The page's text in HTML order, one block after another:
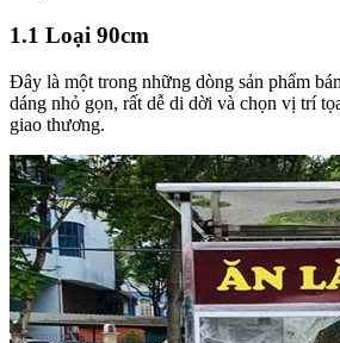
1.1 Loại 90cm
Đây là một trong những dòng sản phẩm
dáng nhỏ gọn, rất dễ di dời và chọn vị trí
giao thương.